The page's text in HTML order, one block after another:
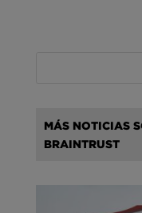
MÁS NOTICIAS
BRAINTRUST